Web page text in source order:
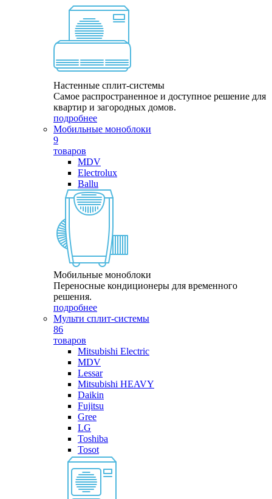
Настенные сплит-системы
Самое распространенное и доступное решение для
квартир и загородных домов.
подробнее
Мобильные моноблоки
9
товаров
MDV
Electrolux
Ballu
Мобильные моноблоки
Переносные кондиционеры для временного
решения.
подробнее
Мульти сплит-системы
86
товаров
Mitsubishi Electric
MDV
Lessar
Mitsubishi HEAVY
Daikin
Fujitsu
Gree
LG
Toshiba
Tosot